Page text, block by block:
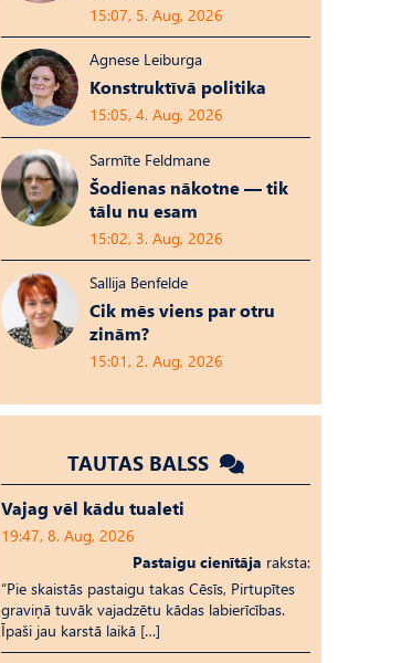
15:07, 5. Aug, 2026
Agnese Leiburga
Konstruktīvā politika
15:05, 4. Aug, 2026
Sarmīte Feldmane
Šodienas nākotne — tik
tālu nu esam
15:02, 3. Aug, 2026
Sallija Benfelde
Cik mēs viens par otru
zinām?
15:01, 2. Aug, 2026
TAUTAS BALSS
Vajag vēl kādu tualeti
19:47, 8. Aug, 2026
Pastaigu cienītāja raksta:
“Pie skaistās pastaigu takas Cēsīs, Pirtupītes
graviņā tuvāk vajadzētu kādas labierīcības.
Īpaši jau karstā laikā […]